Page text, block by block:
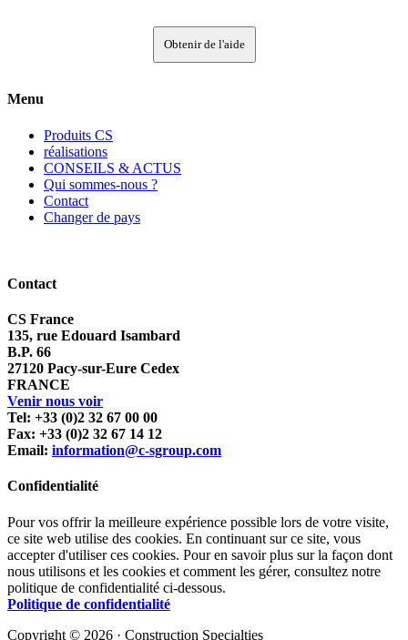
Obtenir de l'aide
Menu
Produits CS
réalisations
CONSEILS & ACTUS
Qui sommes-nous ?
Contact
Changer de pays
Contact
CS France
135, rue Edouard Isambard
B.P. 66
27120 Pacy-sur-Eure Cedex
FRANCE
Venir nous voir
Tel: +33 (0)2 32 67 00 00
Fax: +33 (0)2 32 67 14 12
Email: information@c-sgroup.com
Confidentialité
Pour vos offrir la meilleure expérience possible lors de votre visite,
ce site web utilise des cookies. En continuant sur ce site, vous
accepter d'utiliser ces cookies. Pour en savoir plus sur la façon dont
nous utilisons et les cookies et comment les gérer, consultez notre
politique de confidentialité ci-dessous.
Politique de confidentialité
Copyright © 2026 · Construction Specialties